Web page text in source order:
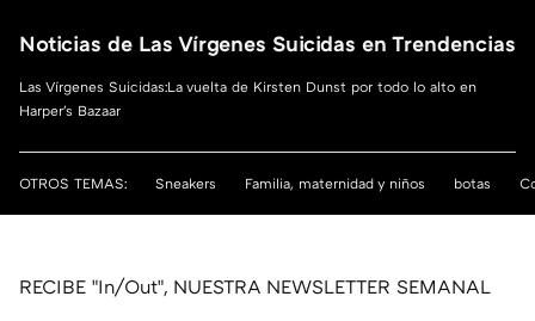
Noticias de Las Vírgenes Suicidas en Trendencias
Las Vírgenes Suicidas:La vuelta de Kirsten Dunst por todo lo alto en
Harper's Bazaar
OTROS TEMAS: Sneakers Familia, maternidad y niños botas
RECIBE "In/Out", NUESTRA NEWSLETTER SEMANAL